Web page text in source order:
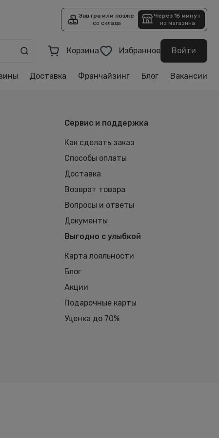
Завтра или позже
со склада
Через 15 минут
из магазина
Корзина Избранное Войти
Доставка Франчайзинг Блог Вакансии
Сервис и поддержка
Как сделать заказ
Способы оплаты
Доставка
Возврат товара
Вопросы и ответы
Документы
Выгодно с улыбкой
Карта лояльности
Блог
Акции
Подарочные карты
Уценка до 70%